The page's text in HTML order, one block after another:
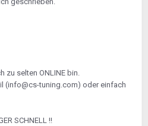
zu selten ONLINE bin.
(info@cs-tuning.com) oder einfach
SCHNELL !!